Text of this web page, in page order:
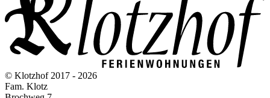
© Klotzhof 2017 - 2026
Fam. Klotz